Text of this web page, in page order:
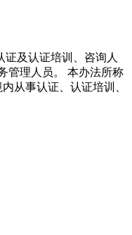
及认证培训、咨询人
管理人员。 本办法所称
从事认证、认证培训、